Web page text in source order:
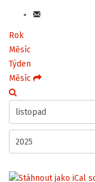
Rok
Měsíc
Týden
Měsíc